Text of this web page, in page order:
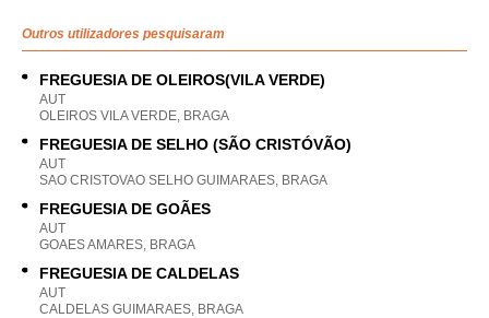
Outros utilizadores pesquisaram
FREGUESIA DE OLEIROS(VILA VERDE)
AUT
OLEIROS VILA VERDE, BRAGA
FREGUESIA DE SELHO (SÃO CRISTÓVÃO)
AUT
SAO CRISTOVAO SELHO GUIMARAES, BRAGA
FREGUESIA DE GOÃES
AUT
GOAES AMARES, BRAGA
FREGUESIA DE CALDELAS
AUT
CALDELAS GUIMARAES, BRAGA